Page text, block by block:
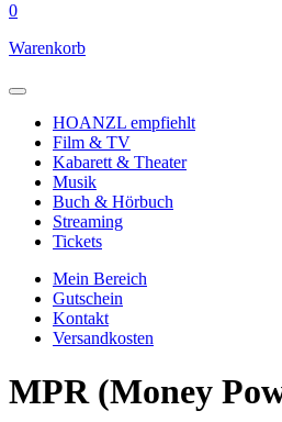
0
Warenkorb
HOANZL empfiehlt
Film & TV
Kabarett & Theater
Musik
Buch & Hörbuch
Streaming
Tickets
Mein Bereich
Gutschein
Kontakt
Versandkosten
MPR (Money